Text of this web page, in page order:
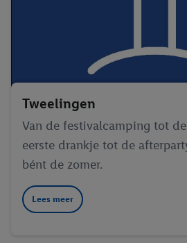
Tweelingen
Van de festivalcamping tot
eerste drankje tot de
bént de zomer.
Lees meer